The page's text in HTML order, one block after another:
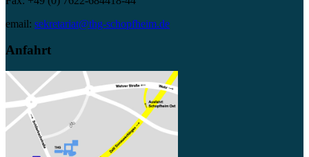
email: sekretariat@thg-schopfheim.de
Anfahrt